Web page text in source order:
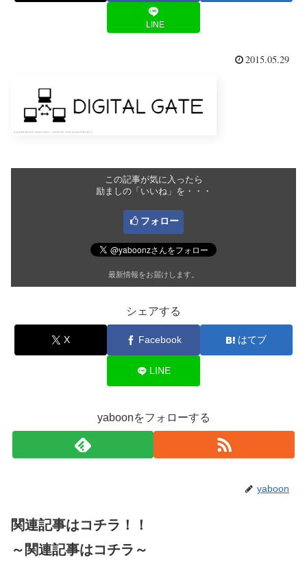
LINE
2015.05.29
この記事が気に入ったら
励ましの「いいね」を・・・
フォロー
最新情報をお届けします。
シェアする
X Facebook はてブ
LINE
yaboonをフォローする
yaboon
関連記事はコチラ！！
～関連記事はコチラ～